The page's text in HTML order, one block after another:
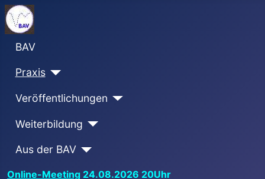
BAV
Praxis
Veröffentlichungen
Weiterbildung
Aus der BAV
Online-Meeting 24.08.2026 20Uhr